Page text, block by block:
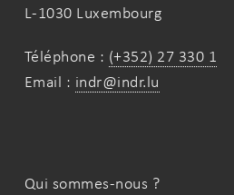
L-1030 Luxembourg
Téléphone : (+352) 27 330 1
Email : indr@indr.lu
Qui sommes-nous ?